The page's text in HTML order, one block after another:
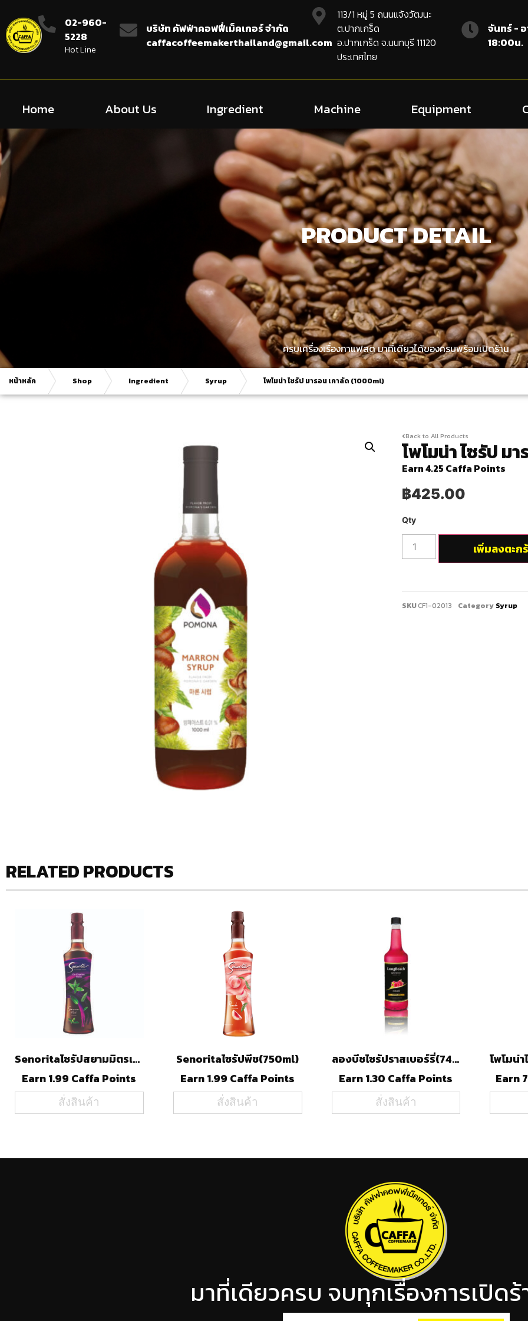
02-960-
5228
Hot Line
บริษัท คัฟฟ่าคอฟฟี่เม็คเกอร์ จำกัด
caffacoffeemakerthailand@gmail.com
113/1 หมู่ 5 ถนนแจ้งวัฒนะ
ต.ปากเกร็ด
อ.ปากเกร็ด จ.นนทบุรี 11120
ประเทศไทย
จันทร์ -
18:00น.
Home About Us Ingredient Machine Equipment
PRODUCT DETAIL
ครบเครื่องเรื่องกาแฟสด มาที่เดียวได้ของครบพร้อมเปิดร้าน
หน้าหลัก Shop Ingredient Syrup โพโมน่า ไซรัป มารอน เกาลัด (1000ml)
Back to All Products
โพโมน่า ไซรัป ม
Earn 4.25 Caffa Points
฿425.00
เพิ่มลงตะก
SKUCF1-02013 Category Syrup
RELATED PRODUCTS
Senoritaไซรัปสยามมิตรเฮิร์ป(750ml)
Earn 1.99 Caffa Points
สั่งสินค้า
Senoritaไซรัปพีช(750ml)
Earn 1.99 Caffa Points
สั่งสินค้า
ลองบีชไซรัปราสเบอร์รี่(740ml)
Earn 1.30 Caffa Points
สั่งสินค้า
Earn
มาที่เดียวครบ จบทุกเรื่องการเปิด